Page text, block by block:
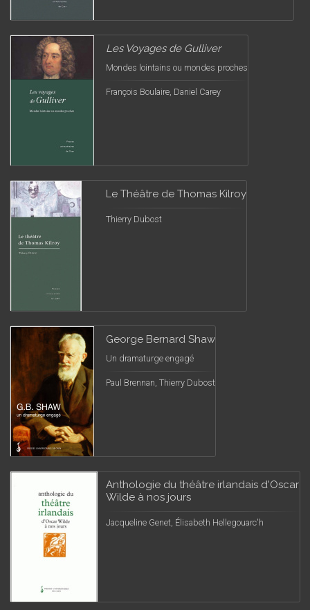
Les Voyages de Gulliver
Mondes lointains ou mondes proches
François Boulaire, Daniel Carey
Le Théâtre de Thomas Kilroy
Thierry Dubost
George Bernard Shaw
Un dramaturge engagé
Paul Brennan, Thierry Dubost
Anthologie du théâtre irlandais d'Oscar
Wilde à nos jours
Jacqueline Genet, Élisabeth Hellegouarc'h